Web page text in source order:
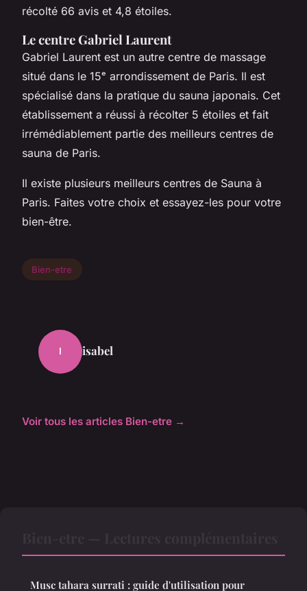
récolté 66 avis et 4,8 étoiles.
Le centre Gabriel Laurent
Gabriel Laurent est un autre centre de massage
situé dans le 15ᵉ arrondissement de Paris. Il est
spécialisé dans la pratique du sauna japonais. Cet
établissement a réussi à récolter 5 étoiles et fait
irrémédiablement partie des meilleurs centres de
sauna de Paris.
Il existe plusieurs meilleurs centres de Sauna à
Paris. Faites votre choix et essayez-les pour votre
bien-être.
Bien-etre
I isabel
Voir tous les articles Bien-etre →
Musc tahara surrati : guide d'utilisation pour